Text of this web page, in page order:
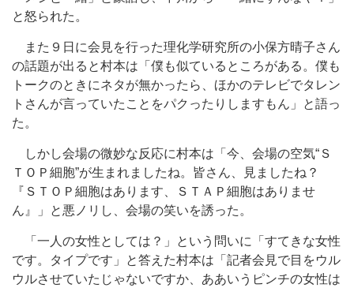
と怒られた。
また９日に会見を行った理化学研究所の小保方晴子さん
の話題が出ると村本は「僕も似ているところがある。僕も
トークのときにネタが無かったら、ほかのテレビでタレン
トさんが言っていたことをパクったりしますもん」と語っ
た。
しかし会場の微妙な反応に村本は「今、会場の空気“Ｓ
ＴＯＰ細胞”が生まれましたね。皆さん、見ましたね？
『ＳＴＯＰ細胞はあります、ＳＴＡＰ細胞はありませ
ん』」と悪ノリし、会場の笑いを誘った。
「一人の女性としては？」という問いに「すてきな女性
です。タイプです」と答えた村本は「記者会見で目をウル
ウルさせていたじゃないですか、ああいうピンチの女性は